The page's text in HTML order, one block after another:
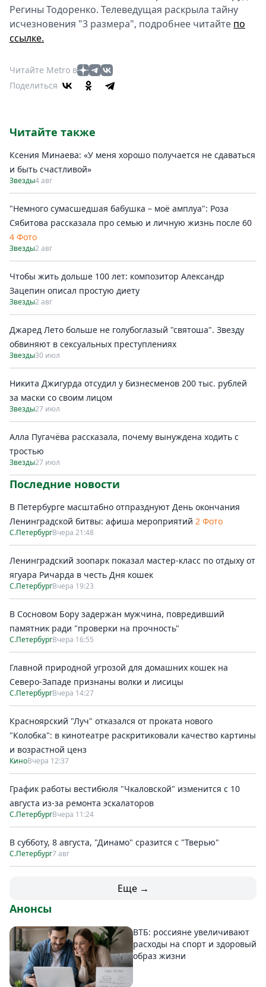
Регины Тодоренко. Телеведущая раскрыла тайну
исчезновения "3 размера", подробнее читайте по
ссылке.
Читайте Metro в
Поделиться
Читайте также
Ксения Минаева: «У меня хорошо получается не сдаваться
и быть счастливой»
Звезды4 авг
"Немного сумасшедшая бабушка – моё амплуа": Роза
Сябитова рассказала про семью и личную жизнь после 60
4 Фото
Звезды2 авг
Чтобы жить дольше 100 лет: композитор Александр
Зацепин описал простую диету
Звезды2 авг
Джаред Лето больше не голубоглазый "святоша". Звезду
обвиняют в сексуальных преступлениях
Звезды30 июл
Никита Джигурда отсудил у бизнесменов 200 тыс. рублей
за маски со своим лицом
Звезды27 июл
Алла Пугачёва рассказала, почему вынуждена ходить с
тростью
Звезды27 июл
Последние новости
В Петербурге масштабно отпразднуют День окончания
Ленинградской битвы: афиша мероприятий 2 Фото
С.ПетербургВчера 21:48
Ленинградский зоопарк показал мастер-класс по отдыху от
ягуара Ричарда в честь Дня кошек
С.ПетербургВчера 19:23
В Сосновом Бору задержан мужчина, повредивший
памятник ради "проверки на прочность"
С.ПетербургВчера 16:55
Главной природной угрозой для домашних кошек на
Северо-Западе признаны волки и лисицы
С.ПетербургВчера 14:27
Красноярский "Луч" отказался от проката нового
"Колобка": в кинотеатре раскритиковали качество картины
и возрастной ценз
КиноВчера 12:37
График работы вестибюля "Чкаловской" изменится с 10
августа из-за ремонта эскалаторов
С.ПетербургВчера 11:24
В субботу, 8 августа, "Динамо" сразится с "Тверью"
С.Петербург7 авг
Еще →
Анонсы
ВТБ: россияне увеличивают
расходы на спорт и здоровый
образ жизни